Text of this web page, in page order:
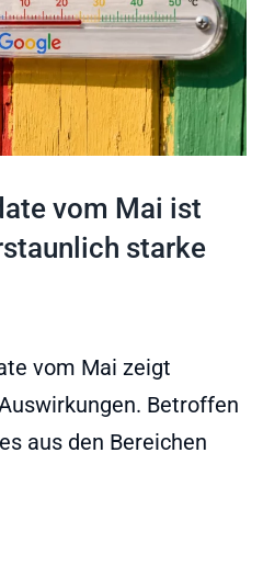
vom Mai ist
starke
vom Mai zeigt
Betroffen
aus den Bereichen